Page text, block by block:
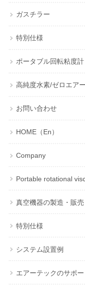
ガスチラー
特別仕様
ポータブル回転粘度計
高純度水素/ゼロエア
お問い合わせ
HOME（En）
Company
Portable rotational
真空機器の製造・販売
特別仕様
システム設置例
エアーテックのサポー